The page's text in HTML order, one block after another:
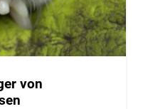
von